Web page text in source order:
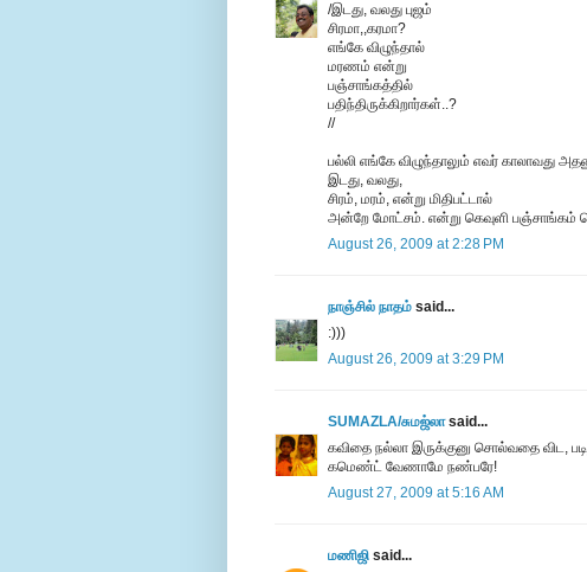
/இடது, வலது புஜம்
சிரமா,,கரமா?
எங்கே விழுந்தால்
மரணம் என்று
பஞ்சாங்கத்தில்
பதிந்திருக்கிறார்கள்..?
//
பல்லி எங்கே விழுந்தாலும் எவர் காலாவது
இடது, வலது,
சிரம், மரம், என்று மிதிபட்டால்
அன்றே மோட்சம். என்று கெவுளி பஞ்சாங்கம்
August 26, 2009 at 2:28 PM
நாஞ்சில் நாதம் said...
:)))
August 26, 2009 at 3:29 PM
SUMAZLA/சுமஜ்லாsaid...
கவிதை நல்லா இருக்குனு சொல்வதை விட,
கமெண்ட் வேணாமே நண்பரே!
August 27, 2009 at 5:16 AM
மணிஜி said...